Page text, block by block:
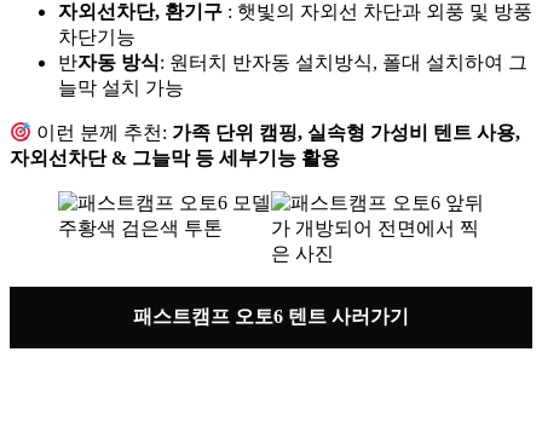
자외선차단, 환기구 : 햇빛의 자외선 차단과 외풍 및 방풍
차단기능
반자동 방식: 원터치 반자동 설치방식, 폴대 설치하여 그
늘막 설치 가능
이런 분께 추천: 가족 단위 캠핑, 실속형 가성비 텐트 사용,
자외선차단 & 그늘막 등 세부기능 활용
패스트캠프 오토6 텐트 사러가기